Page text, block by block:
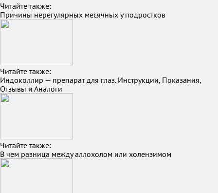
Читайте также:
Причины нерегулярных месячных у подростков
Читайте также:
Индоколлир — препарат для глаз. Инструкции, Показания,
Отзывы и Аналоги
Читайте также:
В чем разница между аллохолом или холензимом